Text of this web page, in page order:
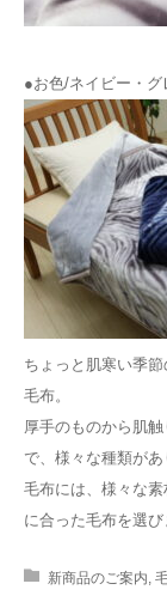
●お色/ネイビー・グ
ちょっと肌寒い季
毛布。
厚手のものから肌
で、様々な種類があ
毛布には、様々な
に合った毛布を選び
新商品のご案内,